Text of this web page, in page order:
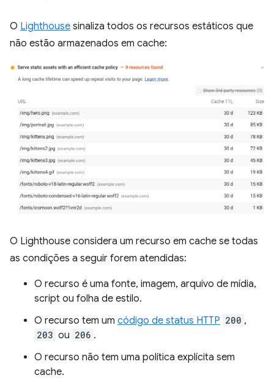
O Lighthouse sinaliza todos os recursos estáticos que
não estão armazenados em cache:
O Lighthouse considera um recurso em cache se todas
as condições a seguir forem atendidas:
O recurso é uma fonte, imagem, arquivo de mídia,
script ou folha de estilo.
O recurso tem um código de status HTTP 200 ,
203 ou 206 .
O recurso não tem uma política explícita sem
cache.